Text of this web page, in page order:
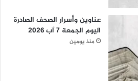
عناوين وأسرار الصحف الصادرة
اليوم الجمعة 7 آب 2026
منذ يومين